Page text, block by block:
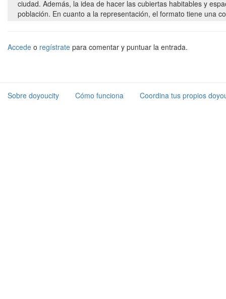
ciudad. Además, la idea de hacer las cubiertas habitables y
Accede o regístrate para comentar y puntuar la entrada.
Sobre doyoucity Cómo funciona Coordina tus propios